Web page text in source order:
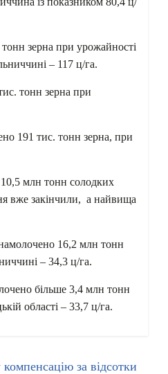
зерна при урожайності
– 117 ц/га.
тонн зерна при
191 тис. тонн зерна, при
млн тонн солодких
вже закінчили, а найвища
16,2 млн тонн
– 34,3 ц/га.
більше 3,4 млн тонн
області – 33,7 ц/га.
за відсотки